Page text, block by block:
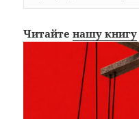
Читайтенашу книгу